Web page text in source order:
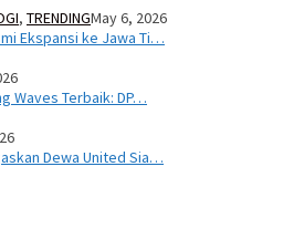
, TRENDINGMay 6, 2026
Ekspansi ke Jawa Ti…
Waves Terbaik: DP…
Dewa United Sia…